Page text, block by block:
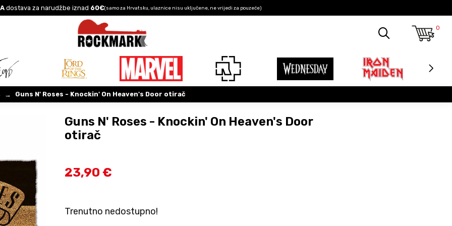
dostava za narudžbe iznad 60€(samo za Hrvatsku, ulaznice nisu uključene, ne vrijedi za pouzeće)
0
→ Guns N' Roses - Knockin' On Heaven's Door otirač
Guns N' Roses - Knockin' On Heaven's Door
otirač
23,90 €
Trenutno nedostupno!